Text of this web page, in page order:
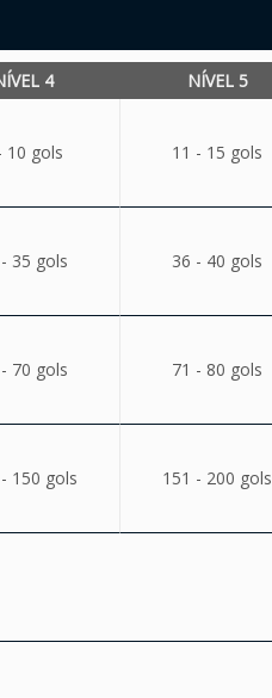
4 NÍVEL 5
10 gols 11 - 15 gols
35 gols 36 - 40 gols
70 gols 71 - 80 gols
150 gols 151 - 200 gols